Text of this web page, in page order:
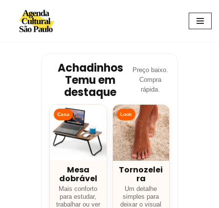
Avançar
Achadinhos
Temu em
destaque
Preço baixo.
Compra
rápida.
Casa
Mesa
dobrável
Mais conforto
para estudar,
trabalhar ou ver
Look
Tornozelei
ra
Um detalhe
simples para
deixar o visual